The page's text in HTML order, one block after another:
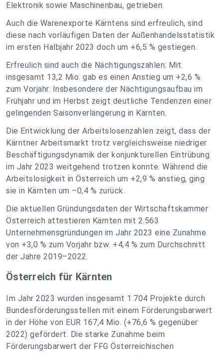
Elektronik sowie Maschinenbau, getrieben.
Auch die Warenexporte Kärntens sind erfreulich, sind
diese nach vorläufigen Daten der Außenhandelsstatistik
im ersten Halbjahr 2023 doch um +6,5 % gestiegen.
Erfreulich sind auch die Nächtigungszahlen: Mit
insgesamt 13,2 Mio. gab es einen Anstieg um +2,6 %
zum Vorjahr. Insbesondere der Nächtigungsaufbau im
Frühjahr und im Herbst zeigt deutliche Tendenzen einer
gelingenden Saisonverlängerung in Kärnten.
Die Entwicklung der Arbeitslosenzahlen zeigt, dass der
Kärntner Arbeitsmarkt trotz vergleichsweise niedriger
Beschäftigungsdynamik der konjunkturellen Eintrübung
im Jahr 2023 weitgehend trotzen konnte. Während die
Arbeitslosigkeit in Österreich um +2,9 % anstieg, ging
sie in Kärnten um –0,4 % zurück.
Die aktuellen Gründungsdaten der Wirtschaftskammer
Österreich attestieren Kärnten mit 2.563
Unternehmensgründungen im Jahr 2023 eine Zunahme
von +3,0 % zum Vorjahr bzw. +4,4 % zum Durchschnitt
der Jahre 2019–2022.
Österreich für Kärnten
Im Jahr 2023 wurden insgesamt 1.704 Projekte durch
Bundesförderungsstellen mit einem Förderungsbarwert
in der Höhe von EUR 167,4 Mio. (+76,6 % gegenüber
2022) gefördert. Die starke Zunahme beim
Förderungsbarwert der FFG Österreichischen